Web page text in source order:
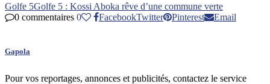
Golfe 5Golfe 5 : Kossi Aboka rêve d’une commune verte
0 commentaires 0 FacebookTwitter Pinterest Email
Gapola
Pour vos reportages, annonces et publicités, contactez le service